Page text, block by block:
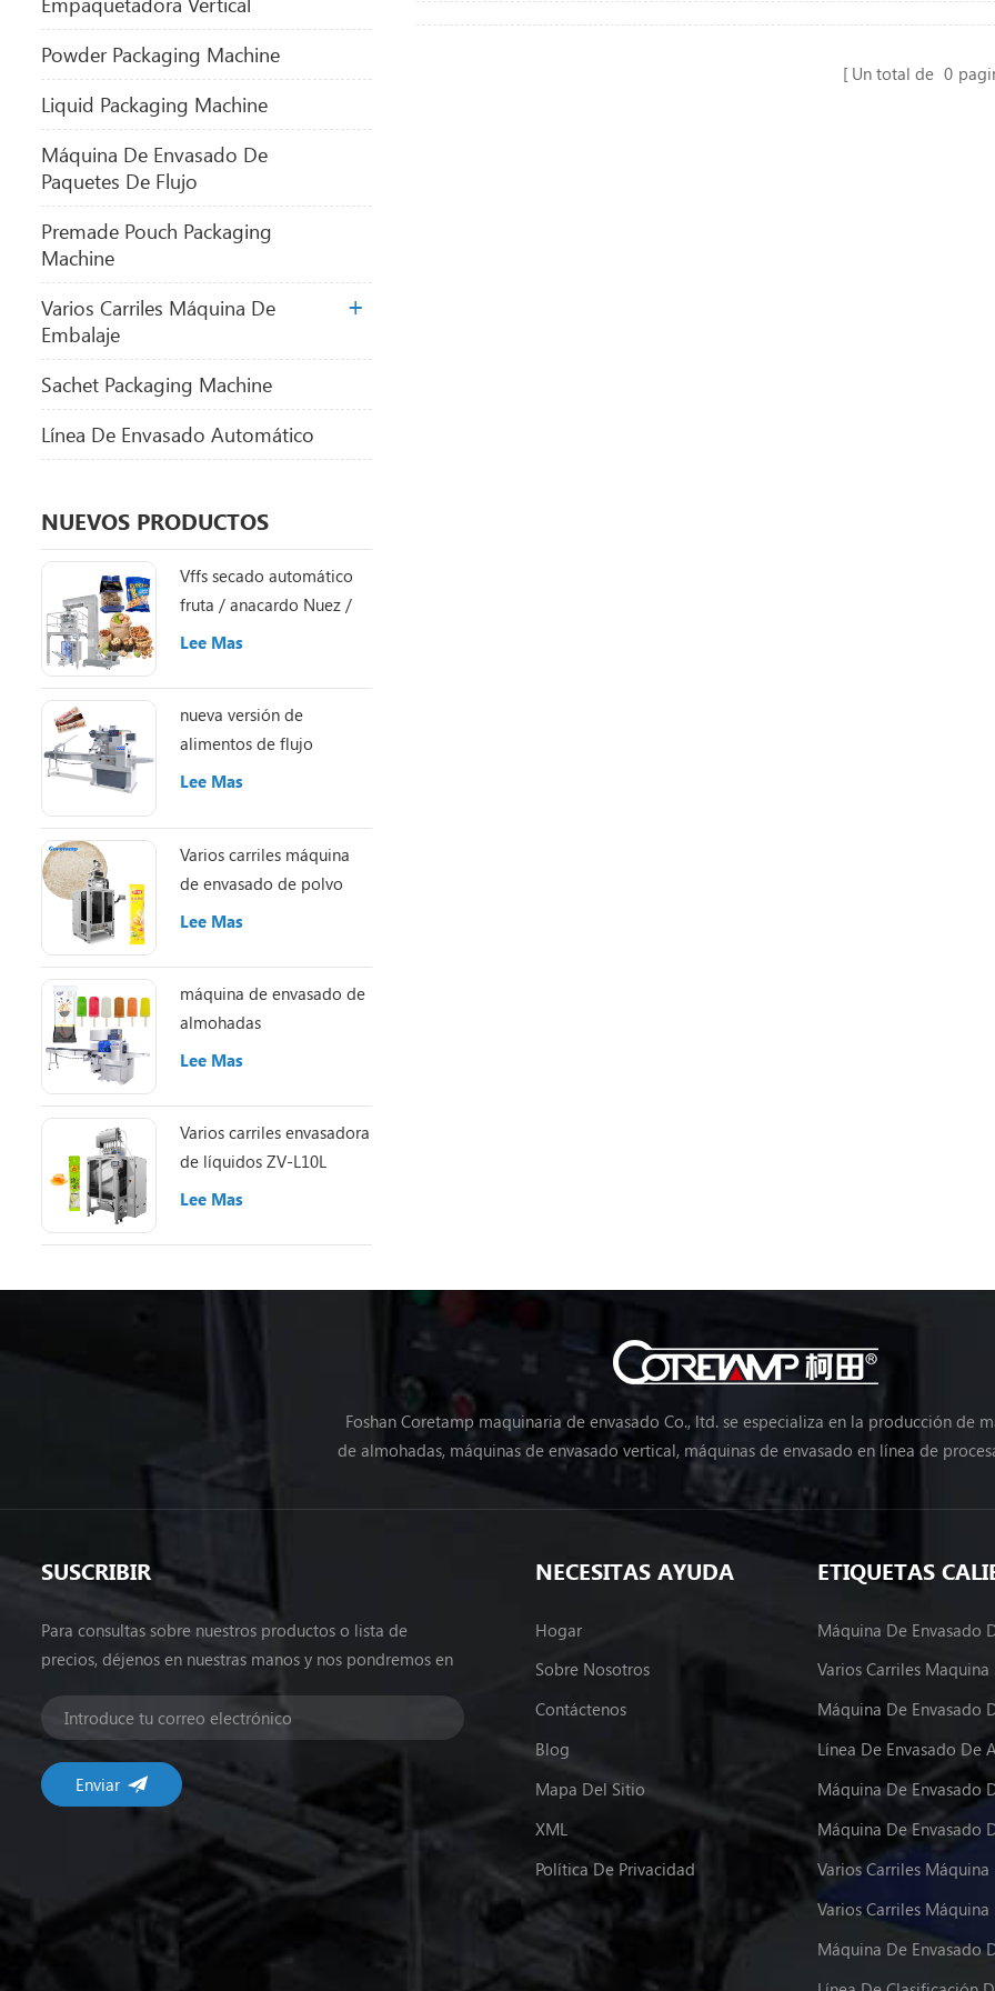
Un total de 0
Powder Packaging Machine
Liquid Packaging Machine
Máquina De Envasado De
Paquetes De Flujo
Premade Pouch Packaging
Machine
Varios Carriles Máquina De
Embalaje
Sachet Packaging Machine
Línea De Envasado Automático
NUEVOS PRODUCTOS
Vffs secado automático
fruta / anacardo Nuez /
Almond máquina de
Lee Mas
nueva versión de
alimentos de flujo
automático Caramelo /
granola / proteína
empaquetadora de
barras
Lee Mas
Varios carriles máquina
de envasado de polvo
Lee Mas
máquina de envasado de
almohadas
Lee Mas
Varios carriles envasadora
de líquidos ZV-L10L
Lee Mas
Foshan Coretamp maquinaria de envasado Co., ltd. se especializa en la producción de
de almohadas, máquinas de envasado vertical, máquinas de envasado en línea de
máquinas de envasado de verduras, máquinas de embalaje, etc.
SUSCRIBIR
Para consultas sobre nuestros productos o lista de
precios, déjenos en nuestras manos y nos pondremos en
NECESITAS AYUDA
Hogar
Sobre Nosotros
Contáctenos
Blog
Mapa Del Sitio
XML
Política De Privacidad
ETIQUETAS
Máquina De Envasado
Línea De Envasado De
Máquina De Envasado
Máquina De Envasado